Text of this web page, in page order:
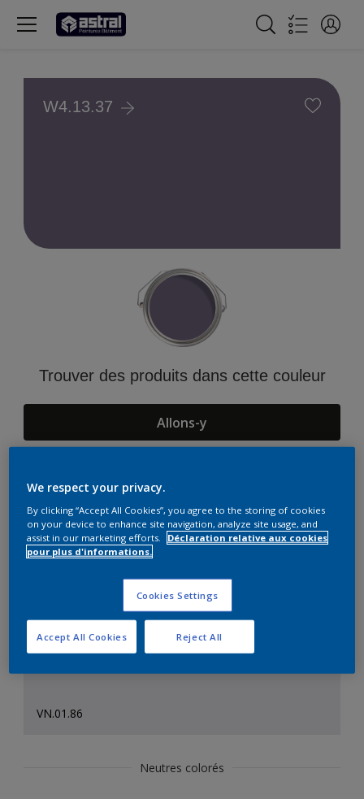
W4.13.37
Trouver des produits dans cette couleur
Allons-y
Suggestions d'Harmonies
VN.01.86
Neutres colorés
We respect your privacy.
By clicking “Accept All Cookies”, you agree to the storing of cookies
on your device to enhance site navigation, analyze site usage, and
assist in our marketing efforts.
Déclaration relative aux cookies
pour plus d'informations.
Cookies Settings
Reject All
Accept All Cookies